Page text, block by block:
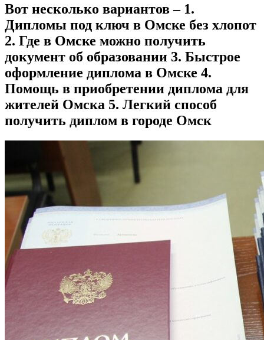
Вот несколько вариантов – 1.
Дипломы под ключ в Омске без хлопот
2. Где в Омске можно получить
документ об образовании 3. Быстрое
оформление диплома в Омске 4.
Помощь в приобретении диплома для
жителей Омска 5. Легкий способ
получить диплом в городе Омск